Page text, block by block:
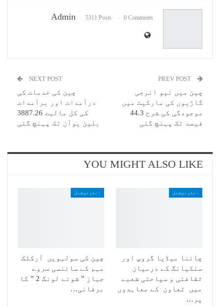
Admin 5311 Posts 0 Comments
چین میں نیو انرجی
گاڑیوں کی مارکیٹ میں
موجودگی کی شرح 44.3
فیصد تک پہنچ گئی
NEXT POST
چین کی خدمات کی
درآمدات اور برآمدات
کی کل مالیت 3887.26
بلین یوآن تک پہنچ گئی
YOU MIGHT ALSO LIKE
انٹرنیشنل
چائنا میڈیا گروپ اور
سنکیانگ کے درمیان
ثقافتی و سیاحتی شعبے
میں تعاون کے معاہدوں
پر…
انٹرنیشنل
چین کی سولہویں آرکٹک
مہم کے سائنسی سروے
جہاز ” شوئے لونگ 2 ” کا
برفانی…